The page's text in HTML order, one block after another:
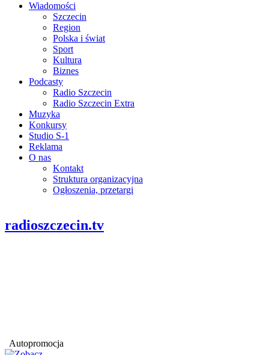
Wiadomości
Szczecin
Region
Polska i świat
Sport
Kultura
Biznes
Podcasty
Radio Szczecin
Radio Szczecin Extra
Muzyka
Konkursy
Studio S-1
Reklama
O nas
Kontakt
Struktura organizacyjna
Ogłoszenia, przetargi
radioszczecin.tv
Autopromocja